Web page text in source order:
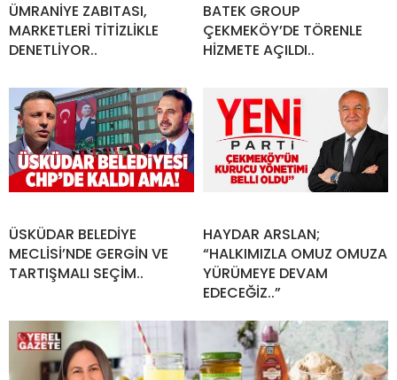
ÜMRANİYE ZABITASI,
MARKETLERİ TİTİZLİKLE
DENETLİYOR..
BATEK GROUP
ÇEKMEKÖY’DE TÖRENLE
HİZMETE AÇILDI..
ÜSKÜDAR BELEDİYE
MECLİSİ’NDE GERGİN VE
TARTIŞMALI SEÇİM..
HAYDAR ARSLAN;
“HALKIMIZLA OMUZ OMUZA
YÜRÜMEYE DEVAM
EDECEĞİZ..”